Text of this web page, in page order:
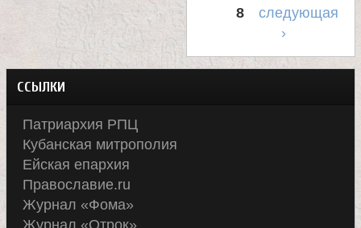
8
следующая
›
ССЫЛКИ
Патриархия РПЦ
Кубанская митрополия
Ейская епархия
Православие.ru
Журнал «Фома»